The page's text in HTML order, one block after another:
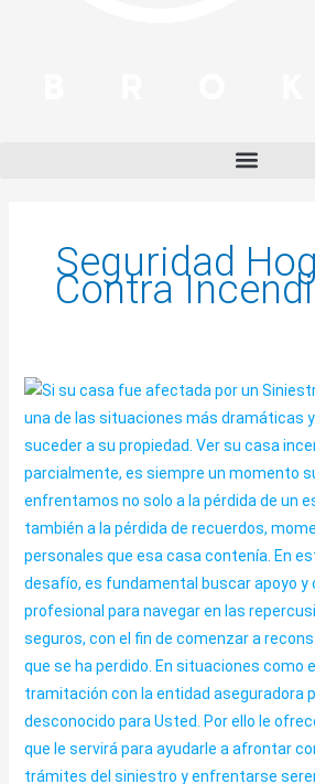
Seguridad
Contra
¿INCENDIO
EN
CASA?
–
Cosas
Importantes
que
Debes
Saber